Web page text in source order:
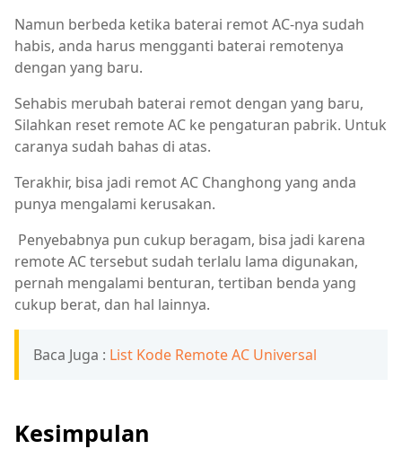
Namun berbeda ketika baterai remot AC-nya sudah
habis, anda harus mengganti baterai remotenya
dengan yang baru.
Sehabis merubah baterai remot dengan yang baru,
Silahkan reset remote AC ke pengaturan pabrik. Untuk
caranya sudah bahas di atas.
Terakhir, bisa jadi remot AC Changhong yang anda
punya mengalami kerusakan.
Penyebabnya pun cukup beragam, bisa jadi karena
remote AC tersebut sudah terlalu lama digunakan,
pernah mengalami benturan, tertiban benda yang
cukup berat, dan hal lainnya.
Baca Juga : List Kode Remote AC Universal
Kesimpulan